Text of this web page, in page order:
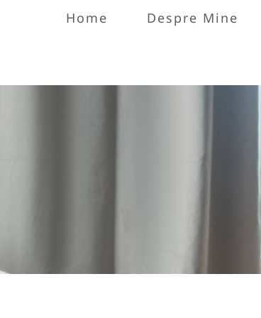
Home Despre Mine